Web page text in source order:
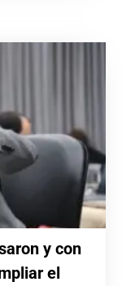
y con
el